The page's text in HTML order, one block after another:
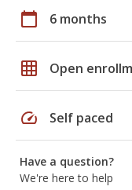
calendar_today 6 months
grid_on Open
speed Self paced
Have a question?
We're here to help